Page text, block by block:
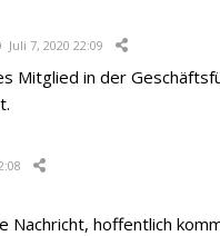
Juli 7, 2020 22:09
Mitglied in der
Nachricht, hoffentlich